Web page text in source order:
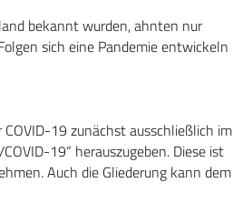
bekannt wurden, ahnten nur
sich eine Pandemie entwickeln
19 zunächst ausschließlich im
19“ herauszugeben. Diese ist
Auch die Gliederung kann dem